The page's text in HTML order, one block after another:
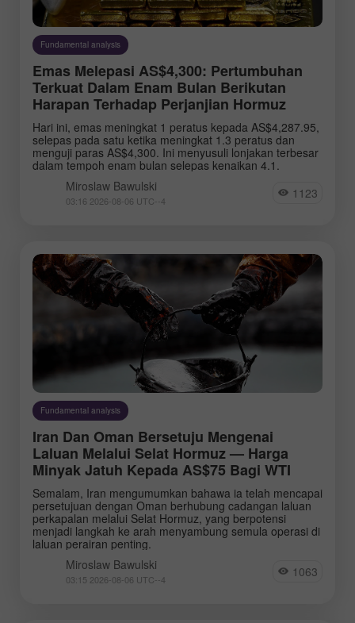
Fundamental analysis
Emas Melepasi AS$4,300: Pertumbuhan
Terkuat Dalam Enam Bulan Berikutan
Harapan Terhadap Perjanjian Hormuz
Hari ini, emas meningkat 1 peratus kepada AS$4,287.95,
selepas pada satu ketika meningkat 1.3 peratus dan
menguji paras AS$4,300. Ini menyusuli lonjakan terbesar
dalam tempoh enam bulan selepas kenaikan 4.1.
Miroslaw Bawulski
03:16 2026-08-06 UTC--4 1123
Fundamental analysis
Iran Dan Oman Bersetuju Mengenai
Laluan Melalui Selat Hormuz — Harga
Minyak Jatuh Kepada AS$75 Bagi WTI
Semalam, Iran mengumumkan bahawa ia telah mencapai
persetujuan dengan Oman berhubung cadangan laluan
perkapalan melalui Selat Hormuz, yang berpotensi
menjadi langkah ke arah menyambung semula operasi di
laluan perairan penting.
Miroslaw Bawulski
03:15 2026-08-06 UTC--4 1063